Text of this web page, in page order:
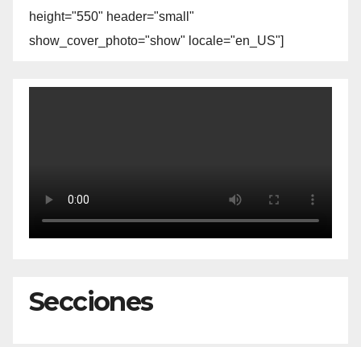
height="550" header="small"
show_cover_photo="show" locale="en_US"]
Secciones